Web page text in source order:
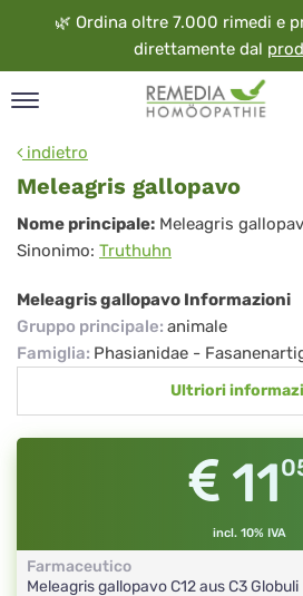
🌿 Ordina oltre 7.000 rimedi e
direttamente dal
indietro
Meleagris gallopavo
Meleagris
gallopavo
Nome principale: Meleagris
Sinonimo: Truthuhn
Meleagris gallopavo Informazioni
Gruppo principale: animale
Famiglia: Phasianidae -
Ultriori
11
incl. 10% IVA
Farmaceutico
Meleagris gallopavoC12 aus C3Globuli